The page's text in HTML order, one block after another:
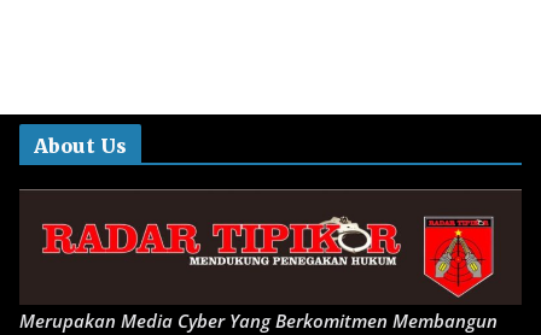
About Us
Merupakan Media Cyber Yang Berkomitmen Membangun